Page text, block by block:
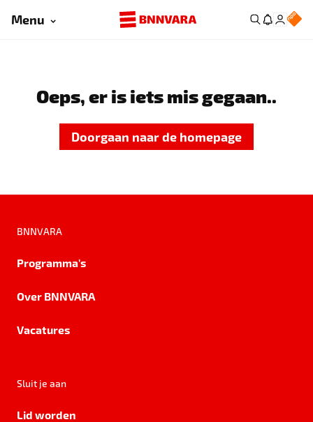
Menu
Oeps, er is iets mis gegaan..
Doorgaan naar de homepage
BNNVARA
Programma's
Over BNNVARA
Vacatures
Sluit je aan
Lid worden